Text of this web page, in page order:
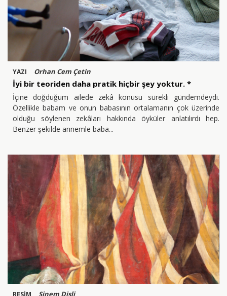
YAZI Orhan Cem Çetin
İyi bir teoriden daha pratik hiçbir şey yoktur. *
İçine doğduğum ailede zekâ konusu sürekli gündemdeydi.
Özellikle babam ve onun babasının ortalamanın çok üzerinde
olduğu söylenen zekâları hakkında öyküler anlatılırdı hep.
Benzer şekilde annemle baba
RESİM Sinem Dişli